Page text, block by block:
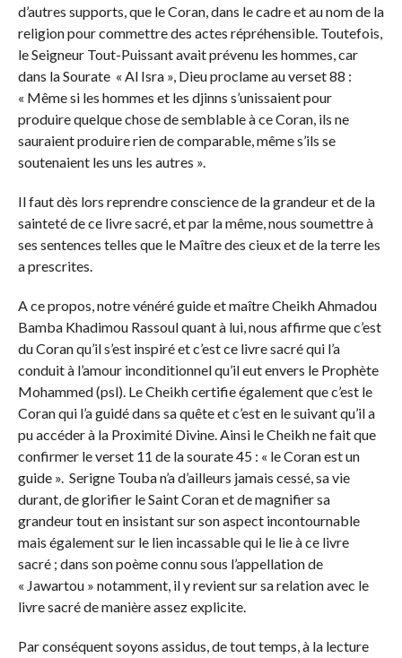
d’autres supports, que le Coran, dans le cadre et au nom de la
religion pour commettre des actes répréhensible. Toutefois,
le Seigneur Tout-Puissant avait prévenu les hommes, car
dans la Sourate « Al Isra », Dieu proclame au verset 88 :
« Même si les hommes et les djinns s’unissaient pour
produire quelque chose de semblable à ce Coran, ils ne
sauraient produire rien de comparable, même s’ils se
soutenaient les uns les autres ».
Il faut dès lors reprendre conscience de la grandeur et de la
sainteté de ce livre sacré, et par la même, nous soumettre à
ses sentences telles que le Maître des cieux et de la terre les
a prescrites.
A ce propos, notre vénéré guide et maître Cheikh Ahmadou
Bamba Khadimou Rassoul quant à lui, nous affirme que c’est
du Coran qu’il s’est inspiré et c’est ce livre sacré qui l’a
conduit à l’amour inconditionnel qu’il eut envers le Prophète
Mohammed (psl). Le Cheikh certifie également que c’est le
Coran qui l’a guidé dans sa quête et c’est en le suivant qu’il a
pu accéder à la Proximité Divine. Ainsi le Cheikh ne fait que
confirmer le verset 11 de la sourate 45 : « le Coran est un
guide ». Serigne Touba n’a d’ailleurs jamais cessé, sa vie
durant, de glorifier le Saint Coran et de magnifier sa
grandeur tout en insistant sur son aspect incontournable
mais également sur le lien incassable qui le lie à ce livre
sacré ; dans son poème connu sous l’appellation de
« Jawartou » notamment, il y revient sur sa relation avec le
livre sacré de manière assez explicite.
Par conséquent soyons assidus, de tout temps, à la lecture